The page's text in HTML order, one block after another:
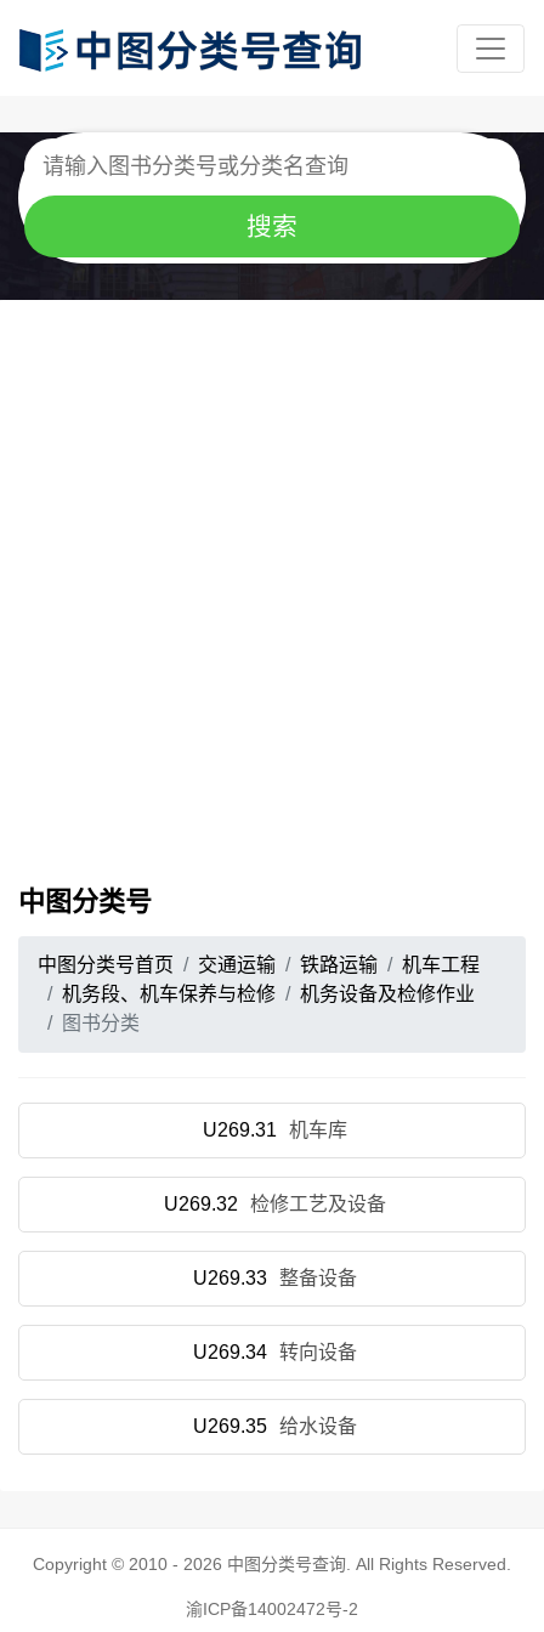
中图分类号
中图分类号首页 交通运输 铁路运输
机车工程
机务段、机车保养与检修
机务设备及检修作业
图书分类
U269.31 机车库
U269.32 检修工艺及设备
U269.33 整备设备
U269.34 转向设备
U269.35 给水设备
Copyright © 2010 - 2026 中图分类号查询 . All Rights Reserved.
渝ICP备14002472号-2